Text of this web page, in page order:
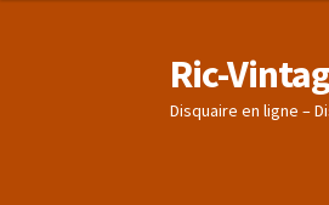
Ric-
Disquaire en ligne –